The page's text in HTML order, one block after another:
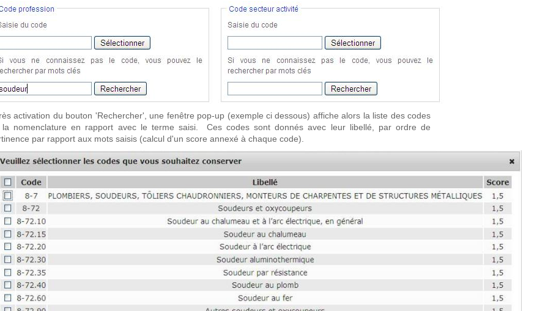
activation du bouton 'Rechercher', une fenêtre pop-up (exemple ci dessous) affiche alors la liste des codes
la nomenclature en rapport avec le terme saisi. Ces codes sont donnés avec leur libellé, par ordre de
par rapport aux mots saisis (calcul d'un score annexé à chaque code).